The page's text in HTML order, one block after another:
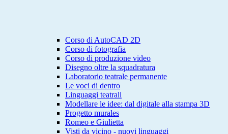
Corso di AutoCAD 2D
Corso di fotografia
Corso di produzione video
Disegno oltre la squadratura
Laboratorio teatrale permanente
Le voci di dentro
Linguaggi teatrali
Modellare le idee: dal digitale alla stampa 3D
Progetto murales
Romeo e Giulietta
Visti da vicino - nuovi linguaggi